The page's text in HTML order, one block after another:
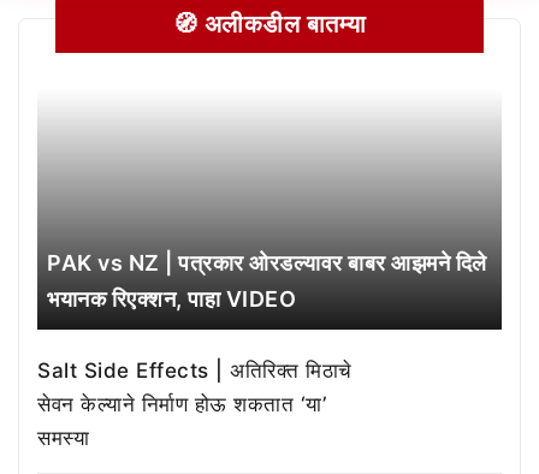
🧭 अलीकडील बातम्या
PAK vs NZ | पत्रकार ओरडल्यावर बाबर आझमने दिले
भयानक रिएक्शन, पाहा VIDEO
Salt Side Effects | अतिरिक्त मिठाचे
सेवन केल्याने निर्माण होऊ शकतात ‘या’
समस्या